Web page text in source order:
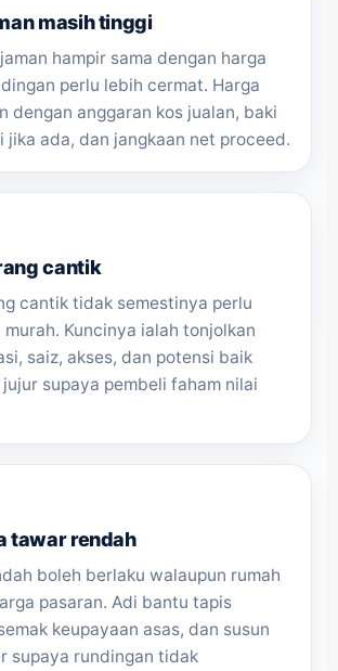
masih tinggi
hampir sama dengan harga
perlu lebih cermat. Harga
dengan anggaran kos jualan, baki
jika ada, dan jangkaan net proceed.
cantik
cantik tidak semestinya perlu
Kuncinya ialah tonjolkan
saiz, akses, dan potensi baik
supaya pembeli faham nilai
tawar rendah
boleh berlaku walaupun rumah
pasaran. Adi bantu tapis
keupayaan asas, dan susun
supaya rundingan tidak